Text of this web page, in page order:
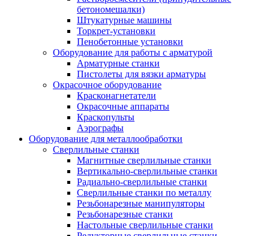
бетономешалки)
Штукатурные машины
Торкрет-установки
Пенобетонные установки
Оборудование для работы с арматурой
Арматурные станки
Пистолеты для вязки арматуры
Окрасочное оборудование
Красконагнетатели
Окрасочные аппараты
Краскопульты
Аэрографы
Оборудование для металлообработки
Сверлильные станки
Магнитные сверлильные станки
Вертикально-сверлильные станки
Радиально-сверлильные станки
Сверлильные станки по металлу
Резьбонарезные манипуляторы
Резьбонарезные станки
Настольные сверлильные станки